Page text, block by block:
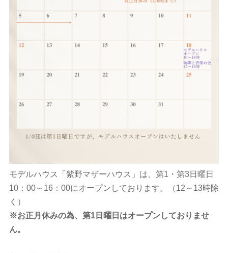
モデルハウス「紫野マザーハウス」は、第1・第3日曜日
10：00～16：00にオープンしております。（12～13時除
く）
※お正月休みの為、第1日曜日はオープンしておりませ
ん。